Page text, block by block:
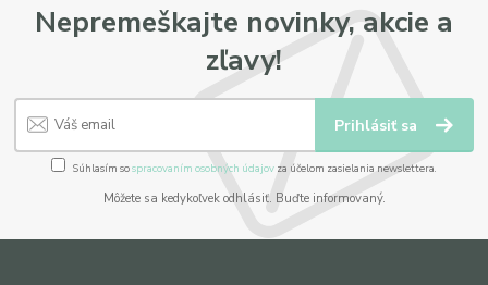
Nepremeškajte novinky, akcie a
zľavy!
Prihlásiť sa
Súhlasím sospracovaním osobných údajov za účelom zasielania newslettera.
Môžete sa kedykoľvek odhlásiť. Buďte informovaný.